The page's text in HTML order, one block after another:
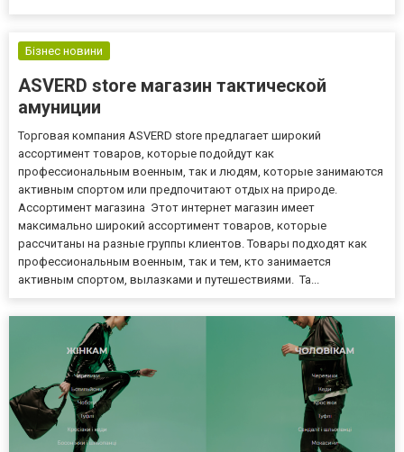
затраты...
Бізнес новини
ASVERD store магазин тактической
амуниции
Торговая компания ASVERD store предлагает широкий
ассортимент товаров, которые подойдут как
профессиональным военным, так и людям, которые занимаются
активным спортом или предпочитают отдых на природе.
Ассортимент магазина Этот интернет магазин имеет
максимально широкий ассортимент товаров, которые
рассчитаны на разные группы клиентов. Товары подходят как
профессиональным военным, так и тем, кто занимается
активным спортом, вылазками и путешествиями. Та...